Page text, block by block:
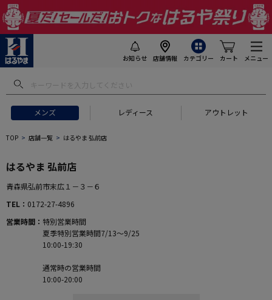
お知らせ 店舗情報 カテゴリー カート メニュー
メンズ レディース アウトレット
TOP 店舗一覧 はるやま 弘前店
はるやま 弘前店
青森県弘前市末広１－３－６
TEL
0172-27-4896
営業時間
特別営業時間
夏季特別営業時間7/13～9/25
10:00-19:30
通常時の営業時間
10:00-20:00